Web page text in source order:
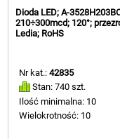
Dioda LED; A-
210÷300mcd; 120°;
Ledia; RoHS
Nr kat.:42835
Stan: 740 szt.
Ilość minimalna: 10
Wielokrotność: 10